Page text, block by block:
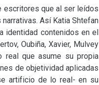
escritores que al ser leídos
Así Katia Shtefan
identidad contenidos en el
Oubiña, Xavier, Mulvey
real que asume su propia
de objetividad aplicadas
artificio de lo real- en su